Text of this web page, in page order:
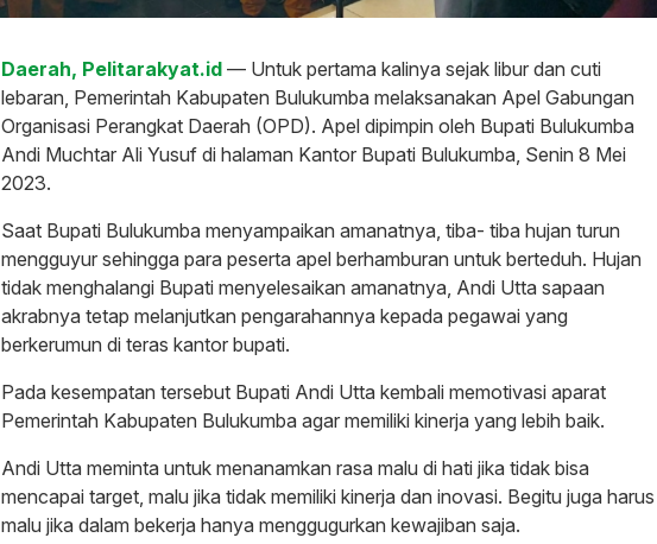
Daerah, Pelitarakyat.id — Untuk pertama kalinya sejak libur dan cuti
lebaran, Pemerintah Kabupaten Bulukumba melaksanakan Apel Gabungan
Organisasi Perangkat Daerah (OPD). Apel dipimpin oleh Bupati Bulukumba
Andi Muchtar Ali Yusuf di halaman Kantor Bupati Bulukumba, Senin 8 Mei
2023.
Saat Bupati Bulukumba menyampaikan amanatnya, tiba- tiba hujan turun
mengguyur sehingga para peserta apel berhamburan untuk berteduh. Hujan
tidak menghalangi Bupati menyelesaikan amanatnya, Andi Utta sapaan
akrabnya tetap melanjutkan pengarahannya kepada pegawai yang
berkerumun di teras kantor bupati.
Pada kesempatan tersebut Bupati Andi Utta kembali memotivasi aparat
Pemerintah Kabupaten Bulukumba agar memiliki kinerja yang lebih baik.
Andi Utta meminta untuk menanamkan rasa malu di hati jika tidak bisa
mencapai target, malu jika tidak memiliki kinerja dan inovasi. Begitu juga harus
malu jika dalam bekerja hanya menggugurkan kewajiban saja.